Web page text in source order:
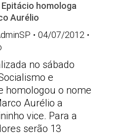
Epitácio homologa
Aurélio
04/07/2012
no sábado
e
homologou o nome
Aurélio a
vice. Para a
serão 13